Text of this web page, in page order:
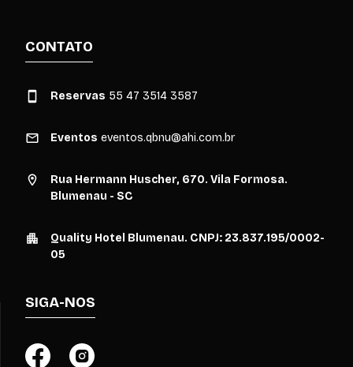
CONTATO
Reservas 55 47 3514 3587
Eventos eventos.qbnu@ahi.com.br
Rua Hermann Huscher, 670. Vila Formosa.
Blumenau - SC
Quality Hotel Blumenau. CNPJ: 23.837.195/0002-
05
SIGA-NOS